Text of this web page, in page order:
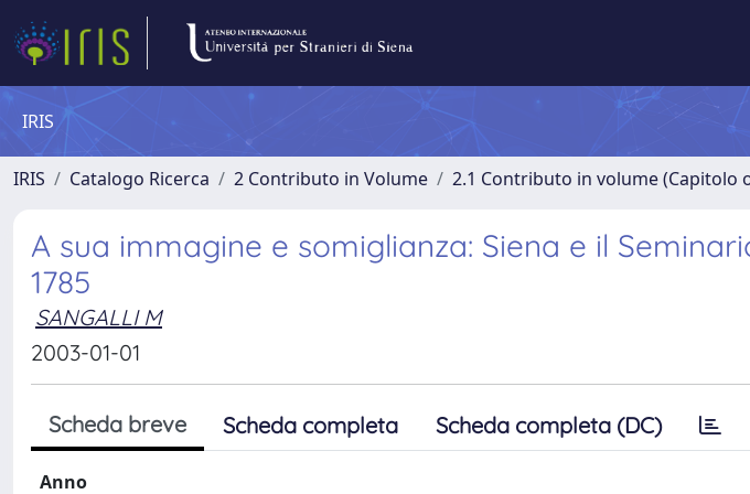
IRIS
IRIS Catalogo Ricerca 2 Contributo in Volume 2.1 Contributo in volume (Capitolo
A sua immagine e somiglianza: Siena e il
1785
SANGALLI M
2003-01-01
Scheda breve Scheda completa Scheda completa (DC)
Anno